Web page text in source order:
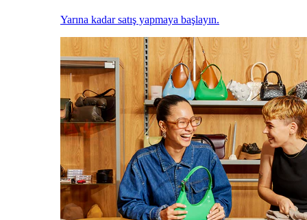
Yarına kadar satış yapmaya başlayın.